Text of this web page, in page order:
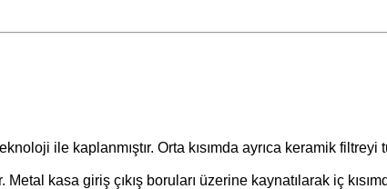
ile kaplanmıştır. Orta kısımda ayrıca keramik filtreyi
kasa giriş çıkış boruları üzerine kaynatılarak iç